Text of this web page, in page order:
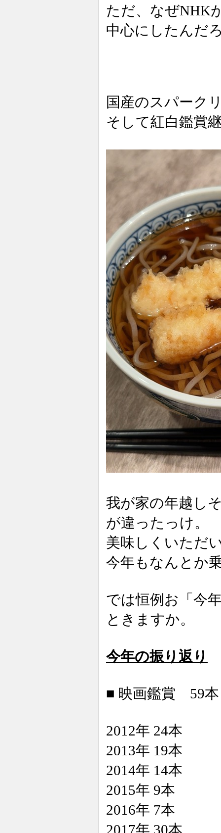
ただ、なぜNHK
中心にしたんだ
国産のスパーク
そして紅白鑑賞
我が家の年越し
が違ったっけ。
美味しくいただ
今年もなんとか
では恒例お「今
ときますか。
今年の振り返り
■ 映画鑑賞 59本
2012年 24本
2013年 19本
2014年 14本
2015年 9本
2016年 7本
2017年 30本